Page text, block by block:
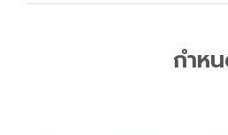
กำห